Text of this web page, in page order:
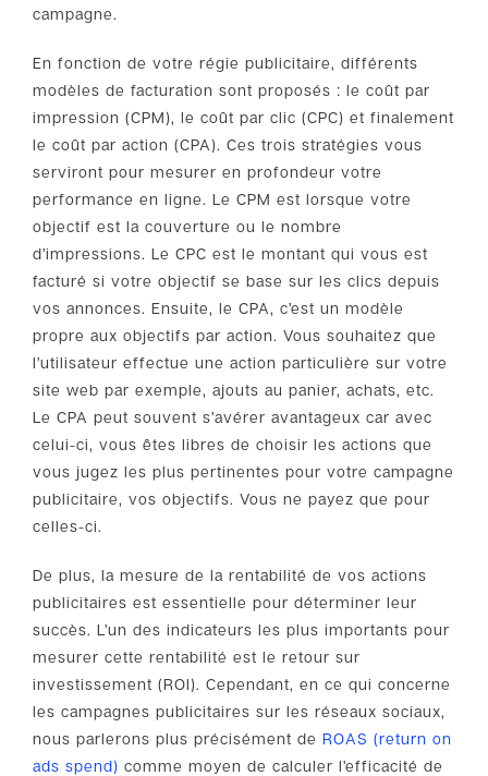
campagne.
En fonction de votre régie publicitaire, différents
modèles de facturation sont proposés : le coût par
impression (CPM), le coût par clic (CPC) et finalement
le coût par action (CPA). Ces trois stratégies vous
serviront pour mesurer en profondeur votre
performance en ligne. Le CPM est lorsque votre
objectif est la couverture ou le nombre
d’impressions. Le CPC est le montant qui vous est
facturé si votre objectif se base sur les clics depuis
vos annonces. Ensuite, le CPA, c’est un modèle
propre aux objectifs par action. Vous souhaitez que
l’utilisateur effectue une action particulière sur votre
site web par exemple, ajouts au panier, achats, etc.
Le CPA peut souvent s’avérer avantageux car avec
celui-ci, vous êtes libres de choisir les actions que
vous jugez les plus pertinentes pour votre campagne
publicitaire, vos objectifs. Vous ne payez que pour
celles-ci.
De plus, la mesure de la rentabilité de vos actions
publicitaires est essentielle pour déterminer leur
succès. L’un des indicateurs les plus importants pour
mesurer cette rentabilité est le retour sur
investissement (ROI). Cependant, en ce qui concerne
les campagnes publicitaires sur les réseaux sociaux,
nous parlerons plus précisément de ROAS (return on
ads spend) comme moyen de calculer l’efficacité de